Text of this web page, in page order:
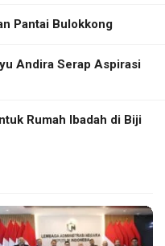
Pantai Bulokkong
Andira Serap Aspirasi
Rumah Ibadah di Biji